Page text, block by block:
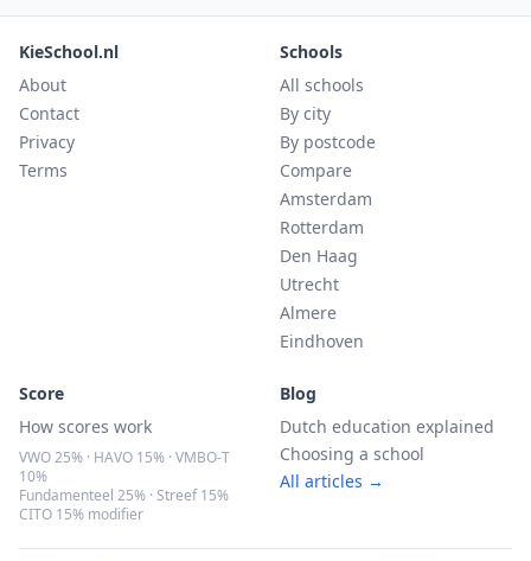
KieSchool.nl
About
Contact
Privacy
Terms
Schools
All schools
By city
By postcode
Compare
Amsterdam
Rotterdam
Den Haag
Utrecht
Almere
Eindhoven
Score
How scores work
VWO 25% · HAVO 15% · VMBO-T
10%
Fundamenteel 25% · Streef 15%
CITO 15% modifier
Blog
Dutch education explained
Choosing a school
All articles →